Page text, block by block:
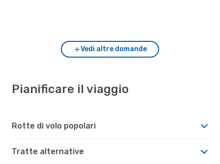
Vedi altre domande
Pianificare il viaggio
Rotte di volo popolari
Tratte alternative